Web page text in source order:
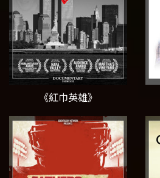
《紅巾英雄》